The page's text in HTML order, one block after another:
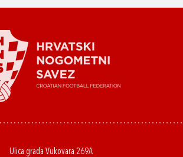
Ulica grada Vukovara 269A